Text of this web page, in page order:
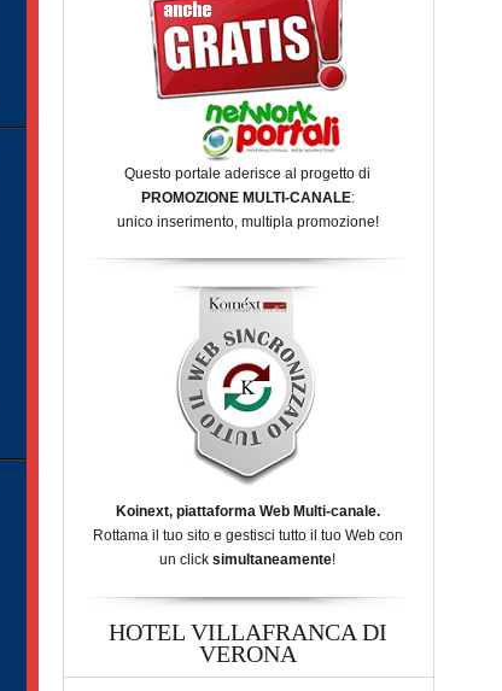
Questo portale aderisce al progetto di
PROMOZIONE MULTI-CANALE:
unico inserimento, multipla promozione!
Koinext, piattaforma Web Multi-canale.
Rottama il tuo sito e gestisci tutto il tuo Web con
un click simultaneamente!
HOTEL VILLAFRANCA DI
VERONA